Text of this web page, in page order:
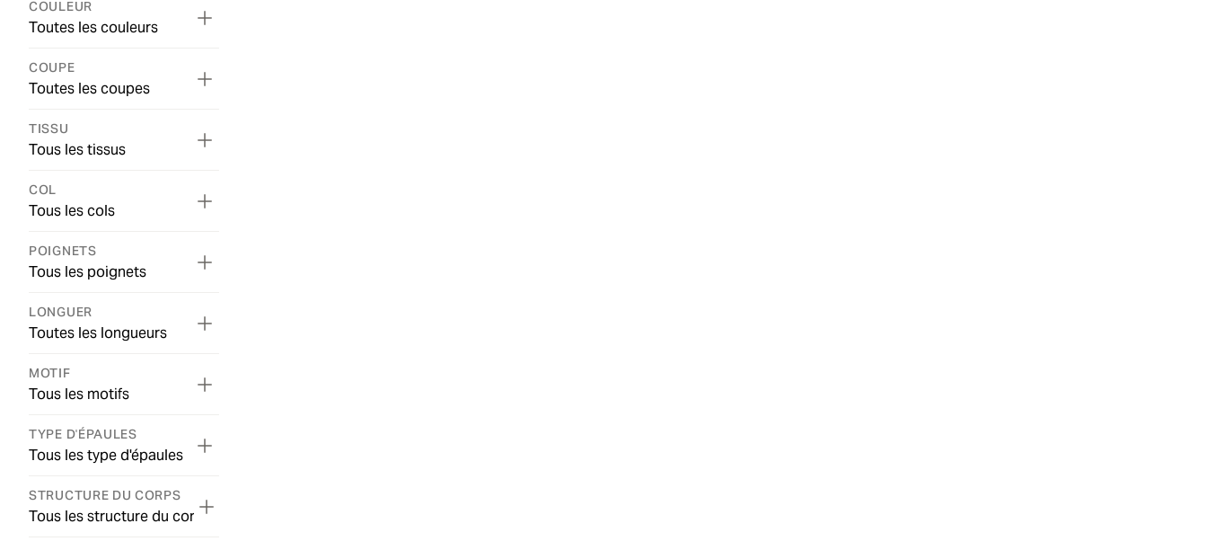
COULEUR
Toutes les couleurs
COUPE
Toutes les coupes
TISSU
Tous les tissus
COL
Tous les cols
POIGNETS
Tous les poignets
LONGUER
Toutes les longueurs
MOTIF
Tous les motifs
TYPE D'ÉPAULES
Tous les type d'épaules
STRUCTURE DU CORPS
Tous les structure du corps